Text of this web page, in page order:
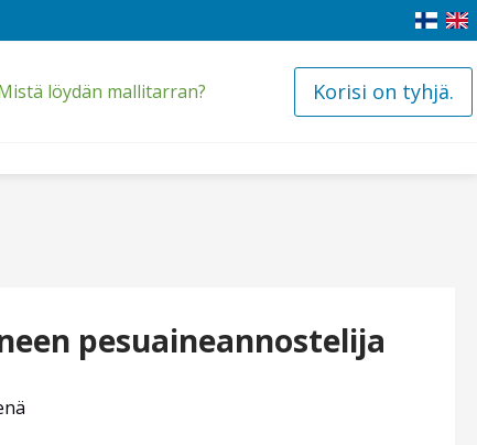
löydän mallitarran? Korisi on tyhjä.
pesuaineannostelija